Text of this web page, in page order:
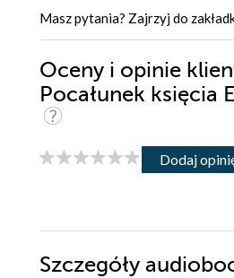
Masz pytania? Zajrzyj do
Oceny i opinie
Pocałunek księcia
Dodaj
Szczegóły